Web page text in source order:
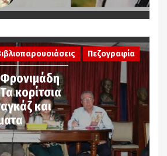
κορίτσια
και
Πεζογραφία